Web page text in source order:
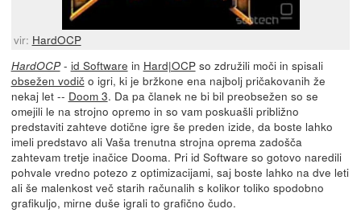
vir: HardOCP
HardOCP- id Software in Hard|OCPso združili moči in spisali
obsežen vodičo igri, ki je bržkone ena najbolj pričakovanih že
nekaj let -- Doom 3. Da pa članek ne bi bil preobsežen so se
omejili le na strojno opremo in so vam poskuašli približno
predstaviti zahteve dotične igre še preden izide, da boste lahko
imeli predstavo ali Vaša trenutna strojna oprema zadošča
zahtevam tretje inačice Dooma. Pri id Software so gotovo naredili
pohvale vredno potezo z optimizacijami, saj boste lahko na dve leti
ali še malenkost več starih računalih s kolikor toliko spodobno
grafikuljo, mirne duše igrali to grafično čudo.